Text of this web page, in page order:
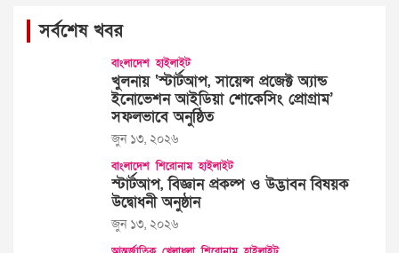
সর্বশেষ খবর
বাংলাদেশ হাইলাইট
খুলনায় ‘স্টার্টআপ, সায়েন্স প্রজেক্ট অ্যান্ড
ইনোভেশন আইডিয়া শোকেসিং প্রোগ্রাম’
সফলভাবে অনুষ্ঠিত
জুন ১৩, ২০২৬
বাংলাদেশ শিরোনাম হাইলাইট
স্টার্টআপ, বিজ্ঞান প্রকল্প ও উদ্ভাবন বিষয়ক
উদ্বোধনী অনুষ্ঠান
জুন ১৩, ২০২৬